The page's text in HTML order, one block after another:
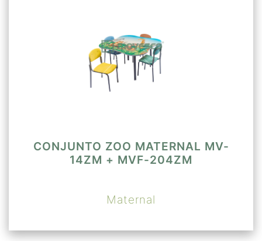
CONJUNTO ZOO MATERNAL MV-
14ZM + MVF-204ZM
Maternal